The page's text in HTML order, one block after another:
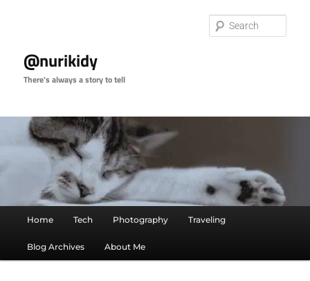
@nurikidy
There's always a story to tell
Home Tech Photography Traveling
Blog Archives About Me